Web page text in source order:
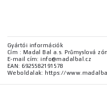
Gyártói információk
Cím : Madal Bal a.s. Průmyslová
E-mail cím: info@madalbal.cz
EAN: 6925582191578
Weboldalak: https://